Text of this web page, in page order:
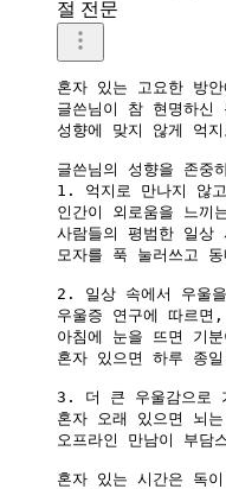
절 전문
혼자 있는 고요한 방
글쓴님이 참 현명하
성향에 맞지 않게 억
글쓴님의 성향을 존중
1. 억지로 만나지 않
인간이 외로움을 느
사람들의 평범한 일상
모자를 푹 눌러쓰고
2. 일상 속에서 우울
우울증 연구에 따르
아침에 눈을 뜨면 기
혼자 있으면 하루 종
3. 더 큰 우울감으로
혼자 오래 있으면 뇌
오프라인 만남이 부
혼자 있는 시간은 독